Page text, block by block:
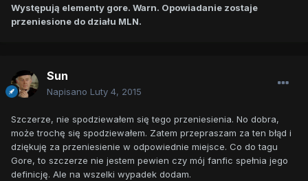
Występują elementy gore. Warn. Opowiadanie zostaje
przeniesione do działu MLN.
Sun
Napisano Luty 4, 2015
Szczerze, nie spodziewałem się tego przeniesienia. No dobra,
może trochę się spodziewałem. Zatem przepraszam za ten błąd i
dziękuję za przeniesienie w odpowiednie miejsce. Co do tagu
Gore, to szczerze nie jestem pewien czy mój fanfic spełnia jego
definicję. Ale na wszelki wypadek dodam.